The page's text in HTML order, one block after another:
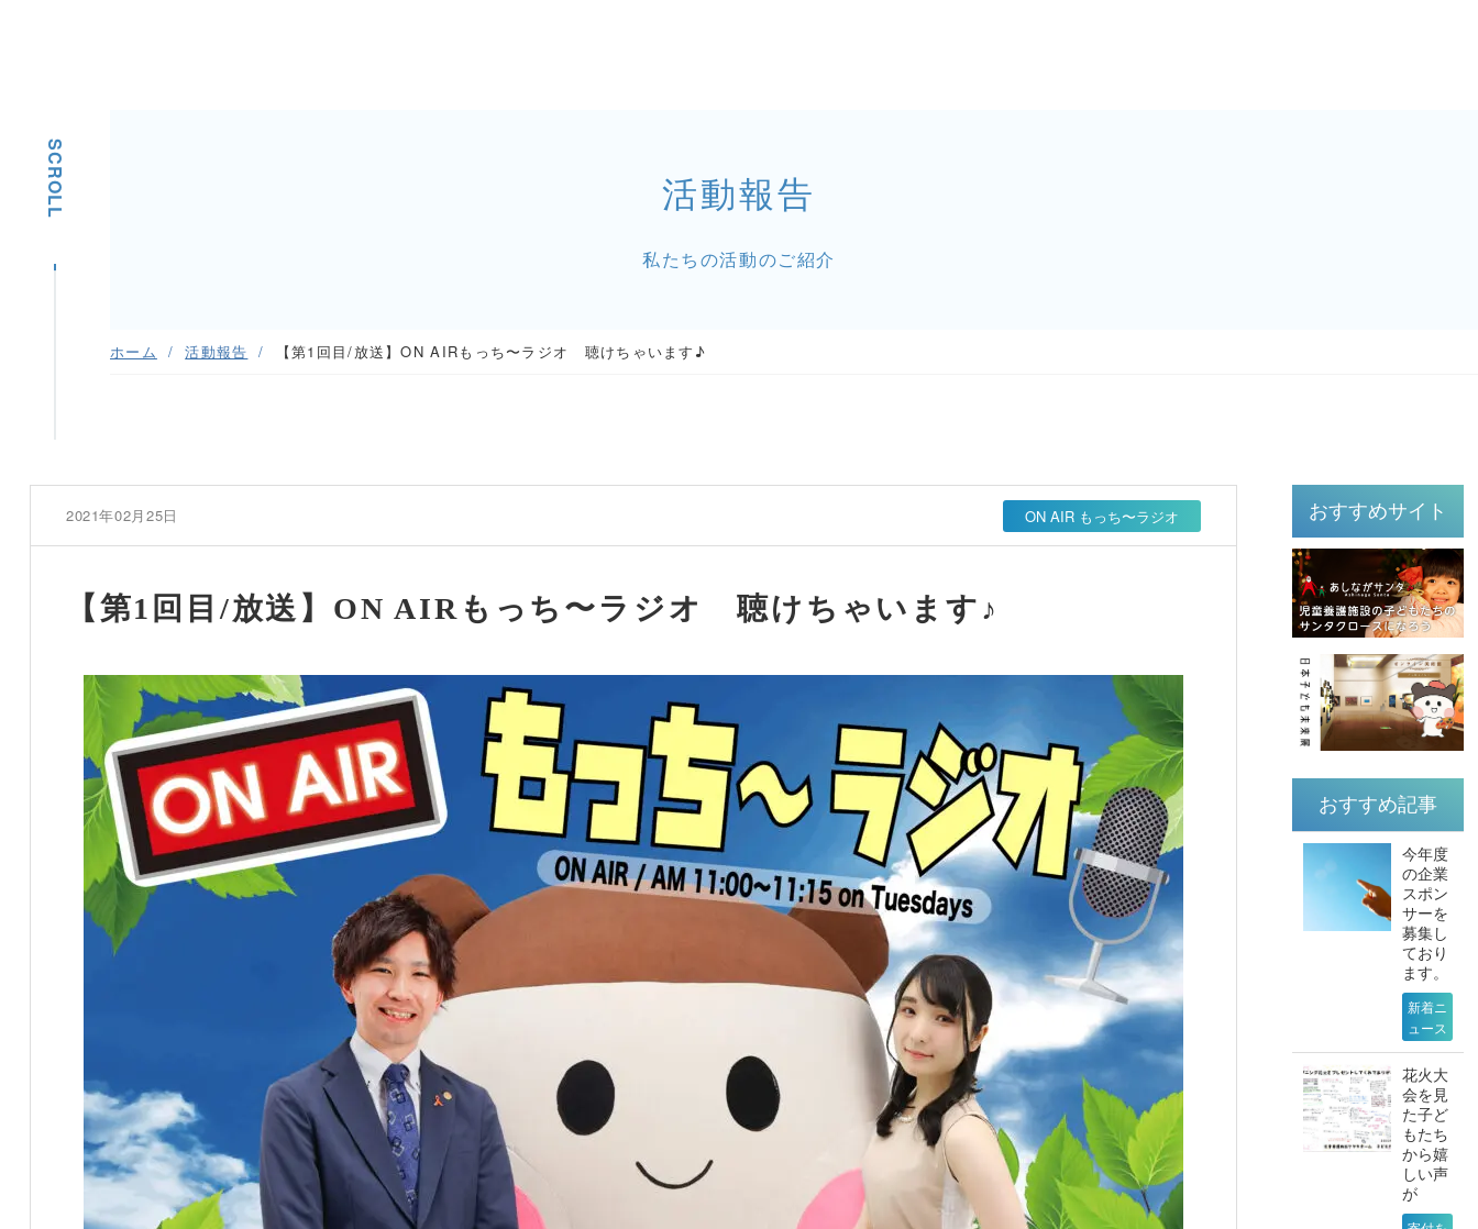
SCROLL 活動報告
私たちの活動のご紹介
ホーム 活動報告 【第1回目/放送】ON AIRもっち〜ラジオ 聴けちゃいます♪
2021年02月25日 ON AIR もっち〜ラジオ
【第1回目/放送】ON AIRもっち〜ラジオ 聴けちゃいます♪
おすすめサイト
おすすめ記事
今年度
の企業
スポン
サーを
募集し
ており
ます。
新着ニ
ュース
花火大
会を見
た子ど
もたち
から嬉
しい声
が